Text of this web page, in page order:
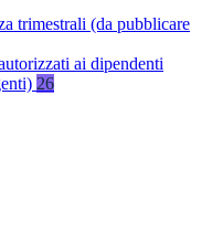
trimestrali (da pubblicare
ai dipendenti
26